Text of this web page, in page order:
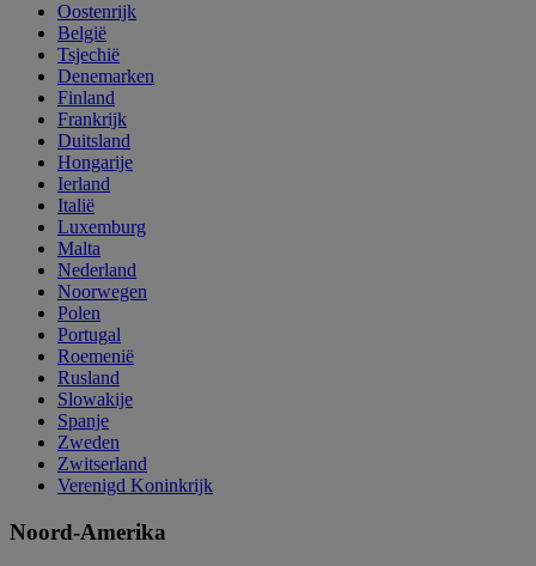
Oostenrijk
België
Tsjechië
Denemarken
Finland
Frankrijk
Duitsland
Hongarije
Ierland
Italië
Luxemburg
Malta
Nederland
Noorwegen
Polen
Portugal
Roemenië
Rusland
Slowakije
Spanje
Zweden
Zwitserland
Verenigd Koninkrijk
Noord-Amerika